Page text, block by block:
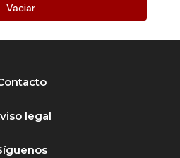
Vaciar
legal